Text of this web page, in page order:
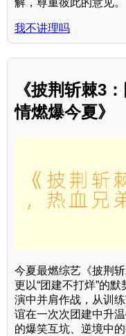
解，尊重彼此的意见。
我不讲理吗
《披荆斩棘3
情燃爆今夏》
今夏最燃综艺《披荆
更以“团建不打烊”的
演中并肩作战，从训
谊在一次次团建中升
的爆笑互坑、逆境中